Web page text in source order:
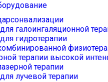
галоингаляционной
гидротерапии
терапии высокой
терапии
лучевой терапии